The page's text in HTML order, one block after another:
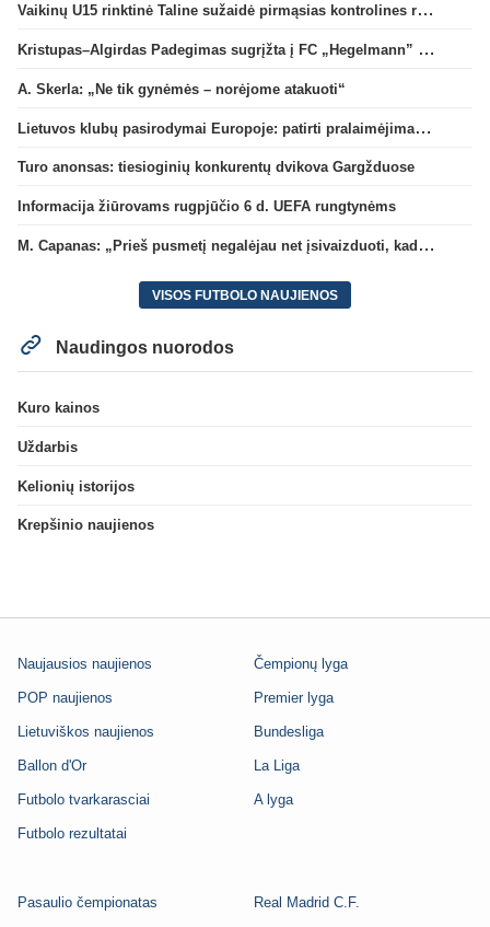
Vaikinų U15 rinktinė Taline sužaidė pirmąsias kontrolines rungtynes
Kristupas–Algirdas Padegimas sugrįžta į FC „Hegelmann” B sudėtį
A. Skerla: „Ne tik gynėmės – norėjome atakuoti“
Lietuvos klubų pasirodymai Europoje: patirti pralaimėjimai Kroatijos atstovams
Turo anonsas: tiesioginių konkurentų dvikova Gargžduose
Informacija žiūrovams rugpjūčio 6 d. UEFA rungtynėms
M. Capanas: „Prieš pusmetį negalėjau net įsivaizduoti, kad žaisime prieš „Hajduk“
VISOS FUTBOLO NAUJIENOS
Naudingos nuorodos
Kuro kainos
Uždarbis
Kelionių istorijos
Krepšinio naujienos
Naujausios naujienos
POP naujienos
Lietuviškos naujienos
Ballon d'Or
Futbolo tvarkarasciai
Futbolo rezultatai
Čempionų lyga
Premier lyga
Bundesliga
La Liga
A lyga
Pasaulio čempionatas Real Madrid C.F.